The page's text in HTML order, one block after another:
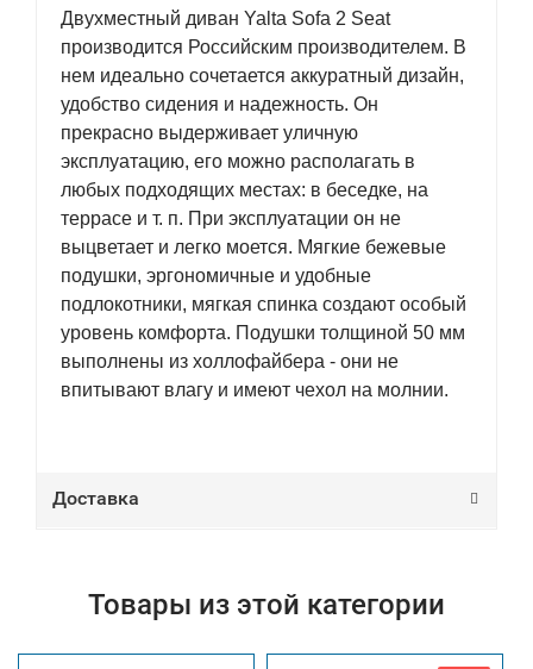
Двухместный диван Yalta Sofa 2 Seat
производится Российским производителем. В
нем идеально сочетается аккуратный дизайн,
удобство сидения и надежность. Он
прекрасно выдерживает уличную
эксплуатацию, его можно располагать в
любых подходящих местах: в беседке, на
террасе и т. п. При эксплуатации он не
выцветает и легко моется. Мягкие бежевые
подушки, эргономичные и удобные
подлокотники, мягкая спинка создают особый
уровень комфорта. Подушки толщиной 50 мм
выполнены из холлофайбера - они не
впитывают влагу и имеют чехол на молнии.
Доставка
Товары из этой категории